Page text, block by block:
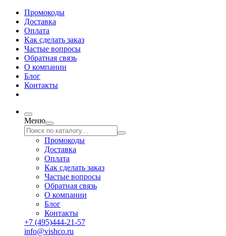
Промокоды
Доставка
Оплата
Как сделать заказ
Частые вопросы
Обратная связь
О компании
Блог
Контакты
Меню
Промокоды
Доставка
Оплата
Как сделать заказ
Частые вопросы
Обратная связь
О компании
Блог
Контакты
+7 (495)444-21-57
info@vishco.ru